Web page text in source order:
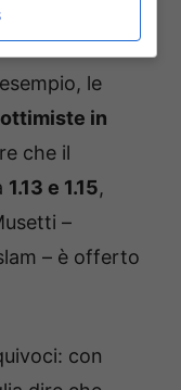
e non
senso
le
in
che il
1.13 e 1.15,
–
– è offerto
con